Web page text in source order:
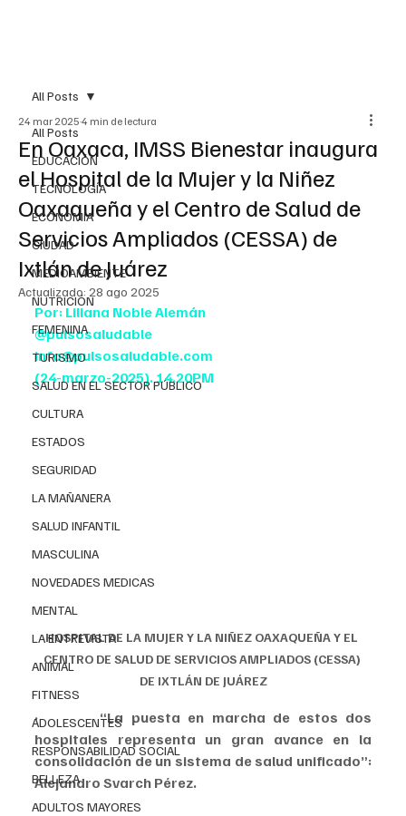
All Posts
EDUCACIÓN
TECNOLOGÍA
ECONOMÍA
CIUDAD
MEDIOAMBIENTE
NUTRICIÓN
FEMENINA
TURISMO
SALUD EN EL SECTOR PÚBLICO
CULTURA
ESTADOS
SEGURIDAD
LA MAÑANERA
SALUD INFANTIL
MASCULINA
NOVEDADES MEDICAS
MENTAL
LA ENTREVISTA
ANIMAL
FITNESS
ADOLESCENTES
RESPONSABILIDAD SOCIAL
BELLEZA
ADULTOS MAYORES
All Posts
En Oaxaca, IMSS Bienestar inaugura
el Hospital de la Mujer y la Niñez
Oaxaqueña y el Centro de Salud de
Servicios Ampliados (CESSA) de
Ixtlán de Juárez
24 mar 2025 4 min de lectura
Actualizado: 28 ago 2025
Por: Liliana Noble Alemán
@pulsosaludable
info@pulsosaludable.com
(24-marzo-2025). 14.20PM
HOSPITAL DE LA MUJER Y LA NIÑEZ OAXAQUEÑA Y EL
CENTRO DE SALUD DE SERVICIOS AMPLIADOS (CESSA)
DE IXTLÁN DE JUÁREZ
·        “La puesta en marcha de estos dos
hospitales representa un gran avance en la
consolidación de un sistema de salud unificado”:
Alejandro Svarch Pérez.